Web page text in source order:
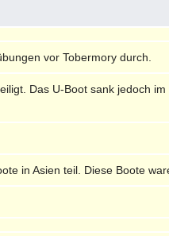
vor Tobermory durch.
Das U-Boot sank jedoch
in Asien teil. Diese Boote